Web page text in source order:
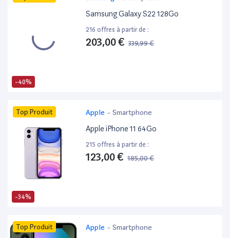
-40%
Samsung Galaxy S22 128Go
216 offres à partir de :
203,00 € 339,99 €
-34%
Top Produit Apple - Smartphone
Apple iPhone 11 64Go
215 offres à partir de :
123,00 € 185,00 €
Top Produit Apple - Smartphone